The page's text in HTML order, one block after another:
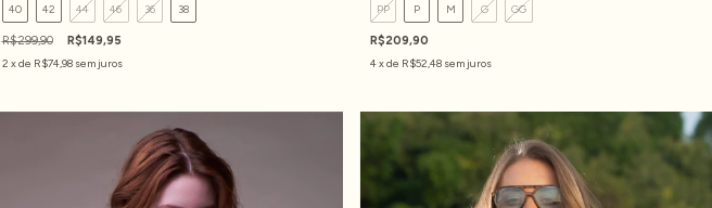
40 42 44 46 36 38
R$299,90
R$149,95
2 x de R$74,98 sem juros
PP P M G GG
R$209,90
4x de R$52,48 sem juros